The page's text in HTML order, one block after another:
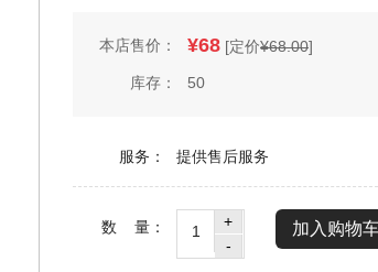
本店售价： ¥68 [定价¥68.00]
库存： 50
服务： 提供售后服务
数 量： 加入购物